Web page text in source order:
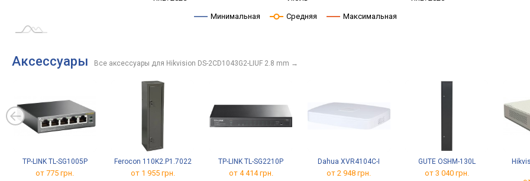
Минимальная Средняя Максимальная
Аксессуары Все аксессуары для Hikvision DS-2CD1043G2-LIUF 2.8 mm →
TP-LINK TL-SG1005P
от 775 грн.
Ferocon 110K2.P1.7022
от 1 955 грн.
TP-LINK TL-SG2210P
от 4 414 грн.
Dahua XVR4104C-I
от 2 948 грн.
GUTE OSHM-130L
от 3 040 грн.